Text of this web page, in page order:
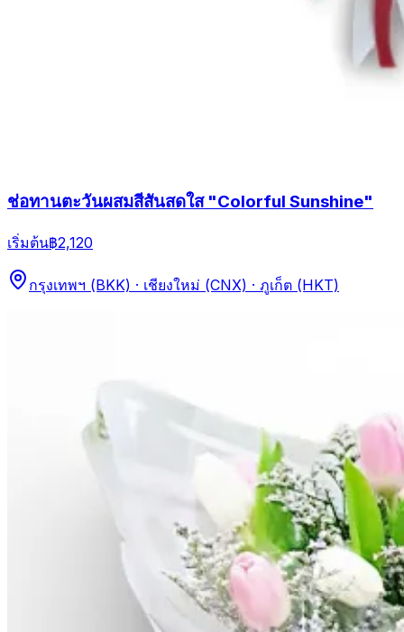
ช่อทานตะวันผสมสีสันสดใส "Colorful Sunshine"
เริ่มต้น฿2,120
กรุงเทพฯ (BKK) · เชียงใหม่ (CNX) · ภูเก็ต (HKT)